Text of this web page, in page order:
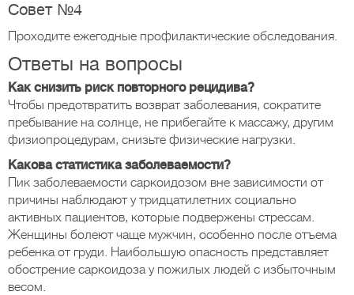
Совет №4
Проходите ежегодные профилактические обследования.
​Ответы на вопросы
Как снизить риск повторного рецидива?
Чтобы предотвратить возврат заболевания, сократите
пребывание на солнце, не прибегайте к массажу, другим
физиопроцедурам, снизьте физические нагрузки.
Какова статистика заболеваемости?
Пик заболеваемости саркоидозом вне зависимости от
причины наблюдают у тридцатилетних социально
активных пациентов, которые подвержены стрессам.
Женщины болеют чаще мужчин, особенно после отъема
ребенка от груди. Наибольшую опасность представляет
обострение саркоидоза у пожилых людей с избыточным
весом.